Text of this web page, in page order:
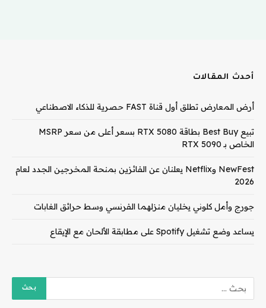
أحدث المقالات
أرض المعارض تطلق أول قناة FAST حصرية للذكاء الاصطناعي
تبيع Best Buy بطاقة RTX 5080 بسعر أعلى من سعر MSRP
الخاص بـ RTX 5090
NewFest وNetflix يعلنان عن الفائزين بمنحة المخرجين الجدد لعام
2026
جورج وأمل كلوني يخليان منزلهما الفرنسي وسط حرائق الغابات
يساعد وضع تشغيل Spotify على مطابقة الألحان مع الإيقاع